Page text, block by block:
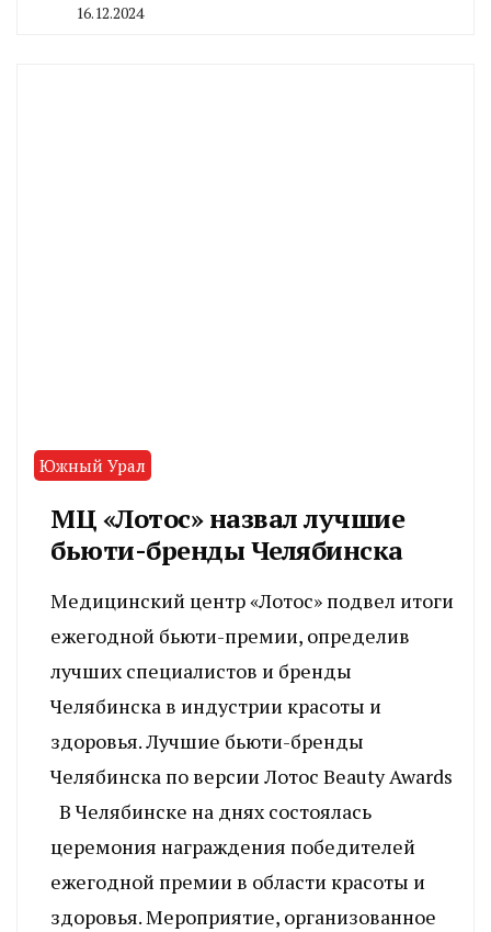
16.12.2024
Южный Урал
МЦ «Лотос» назвал лучшие
бьюти-бренды Челябинска
Медицинский центр «Лотос» подвел итоги
ежегодной бьюти-премии, определив
лучших специалистов и бренды
Челябинска в индустрии красоты и
здоровья. Лучшие бьюти-бренды
Челябинска по версии Лотос Beauty Awards
В Челябинске на днях состоялась
церемония награждения победителей
ежегодной премии в области красоты и
здоровья. Мероприятие, организованное